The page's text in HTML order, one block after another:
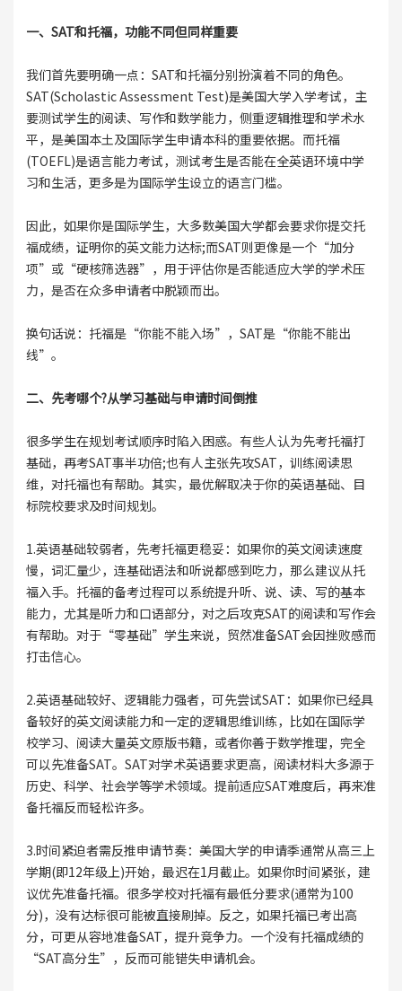
一、SAT和托福，功能不同但同样重要
我们首先要明确一点：SAT和托福分别扮演着不同的角色。
SAT(Scholastic Assessment Test)是美国大学入学考试，主
要测试学生的阅读、写作和数学能力，侧重逻辑推理和学术水
平，是美国本土及国际学生申请本科的重要依据。而托福
(TOEFL)是语言能力考试，测试考生是否能在全英语环境中学
习和生活，更多是为国际学生设立的语言门槛。
因此，如果你是国际学生，大多数美国大学都会要求你提交托
福成绩，证明你的英文能力达标;而SAT则更像是一个“加分
项”或“硬核筛选器”，用于评估你是否能适应大学的学术压
力，是否在众多申请者中脱颖而出。
换句话说：托福是“你能不能入场”，SAT是“你能不能出
线”。
二、先考哪个?从学习基础与申请时间倒推
很多学生在规划考试顺序时陷入困惑。有些人认为先考托福打
基础，再考SAT事半功倍;也有人主张先攻SAT，训练阅读思
维，对托福也有帮助。其实，最优解取决于你的英语基础、目
标院校要求及时间规划。
1.英语基础较弱者，先考托福更稳妥：如果你的英文阅读速度
慢，词汇量少，连基础语法和听说都感到吃力，那么建议从托
福入手。托福的备考过程可以系统提升听、说、读、写的基本
能力，尤其是听力和口语部分，对之后攻克SAT的阅读和写作会
有帮助。对于“零基础”学生来说，贸然准备SAT会因挫败感而
打击信心。
2.英语基础较好、逻辑能力强者，可先尝试SAT：如果你已经具
备较好的英文阅读能力和一定的逻辑思维训练，比如在国际学
校学习、阅读大量英文原版书籍，或者你善于数学推理，完全
可以先准备SAT。SAT对学术英语要求更高，阅读材料大多源于
历史、科学、社会学等学术领域。提前适应SAT难度后，再来准
备托福反而轻松许多。
3.时间紧迫者需反推申请节奏：美国大学的申请季通常从高三上
学期(即12年级上)开始，最迟在1月截止。如果你时间紧张，建
议优先准备托福。很多学校对托福有最低分要求(通常为100
分)，没有达标很可能被直接刷掉。反之，如果托福已考出高
分，可更从容地准备SAT，提升竞争力。一个没有托福成绩的
“SAT高分生”，反而可能错失申请机会。